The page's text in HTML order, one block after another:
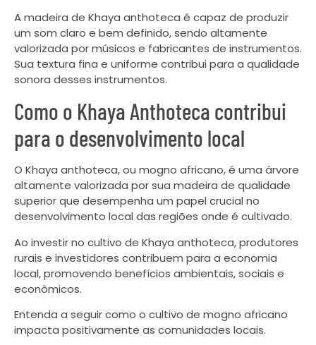
A madeira de Khaya anthoteca é capaz de produzir
um som claro e bem definido, sendo altamente
valorizada por músicos e fabricantes de instrumentos.
Sua textura fina e uniforme contribui para a qualidade
sonora desses instrumentos.
Como o Khaya Anthoteca contribui
para o desenvolvimento local
O Khaya anthoteca, ou mogno africano, é uma árvore
altamente valorizada por sua madeira de qualidade
superior que desempenha um papel crucial no
desenvolvimento local das regiões onde é cultivado.
Ao investir no cultivo de Khaya anthoteca, produtores
rurais e investidores contribuem para a economia
local, promovendo benefícios ambientais, sociais e
econômicos.
Entenda a seguir como o cultivo de mogno africano
impacta positivamente as comunidades locais.